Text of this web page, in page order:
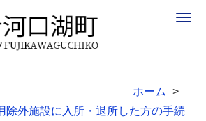
ホーム
除外施設に入所・退所した方の手続